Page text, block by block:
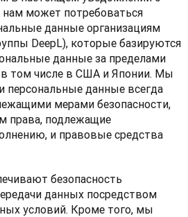
может потребоваться
данные организациям
DeepL), которые базируются
данные за пределами
в том числе в США и Японии. Мы
персональные данные всегда
мерами безопасности,
права, подлежащие
и правовые средства
безопасность
данных посредством
условий. Кроме того, мы